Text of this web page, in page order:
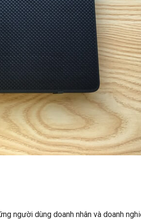
người dùng doanh nhân và doanh